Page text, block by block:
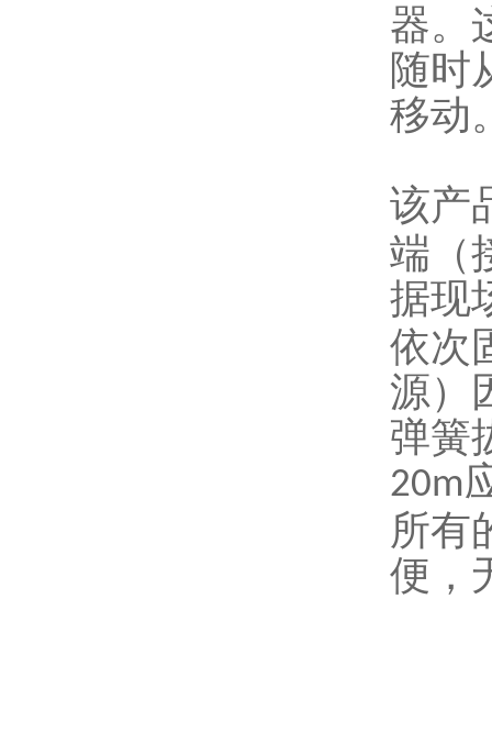
器。
随时
移动
该产
端（
据现
依次
源）
弹簧
20m
所有
便，